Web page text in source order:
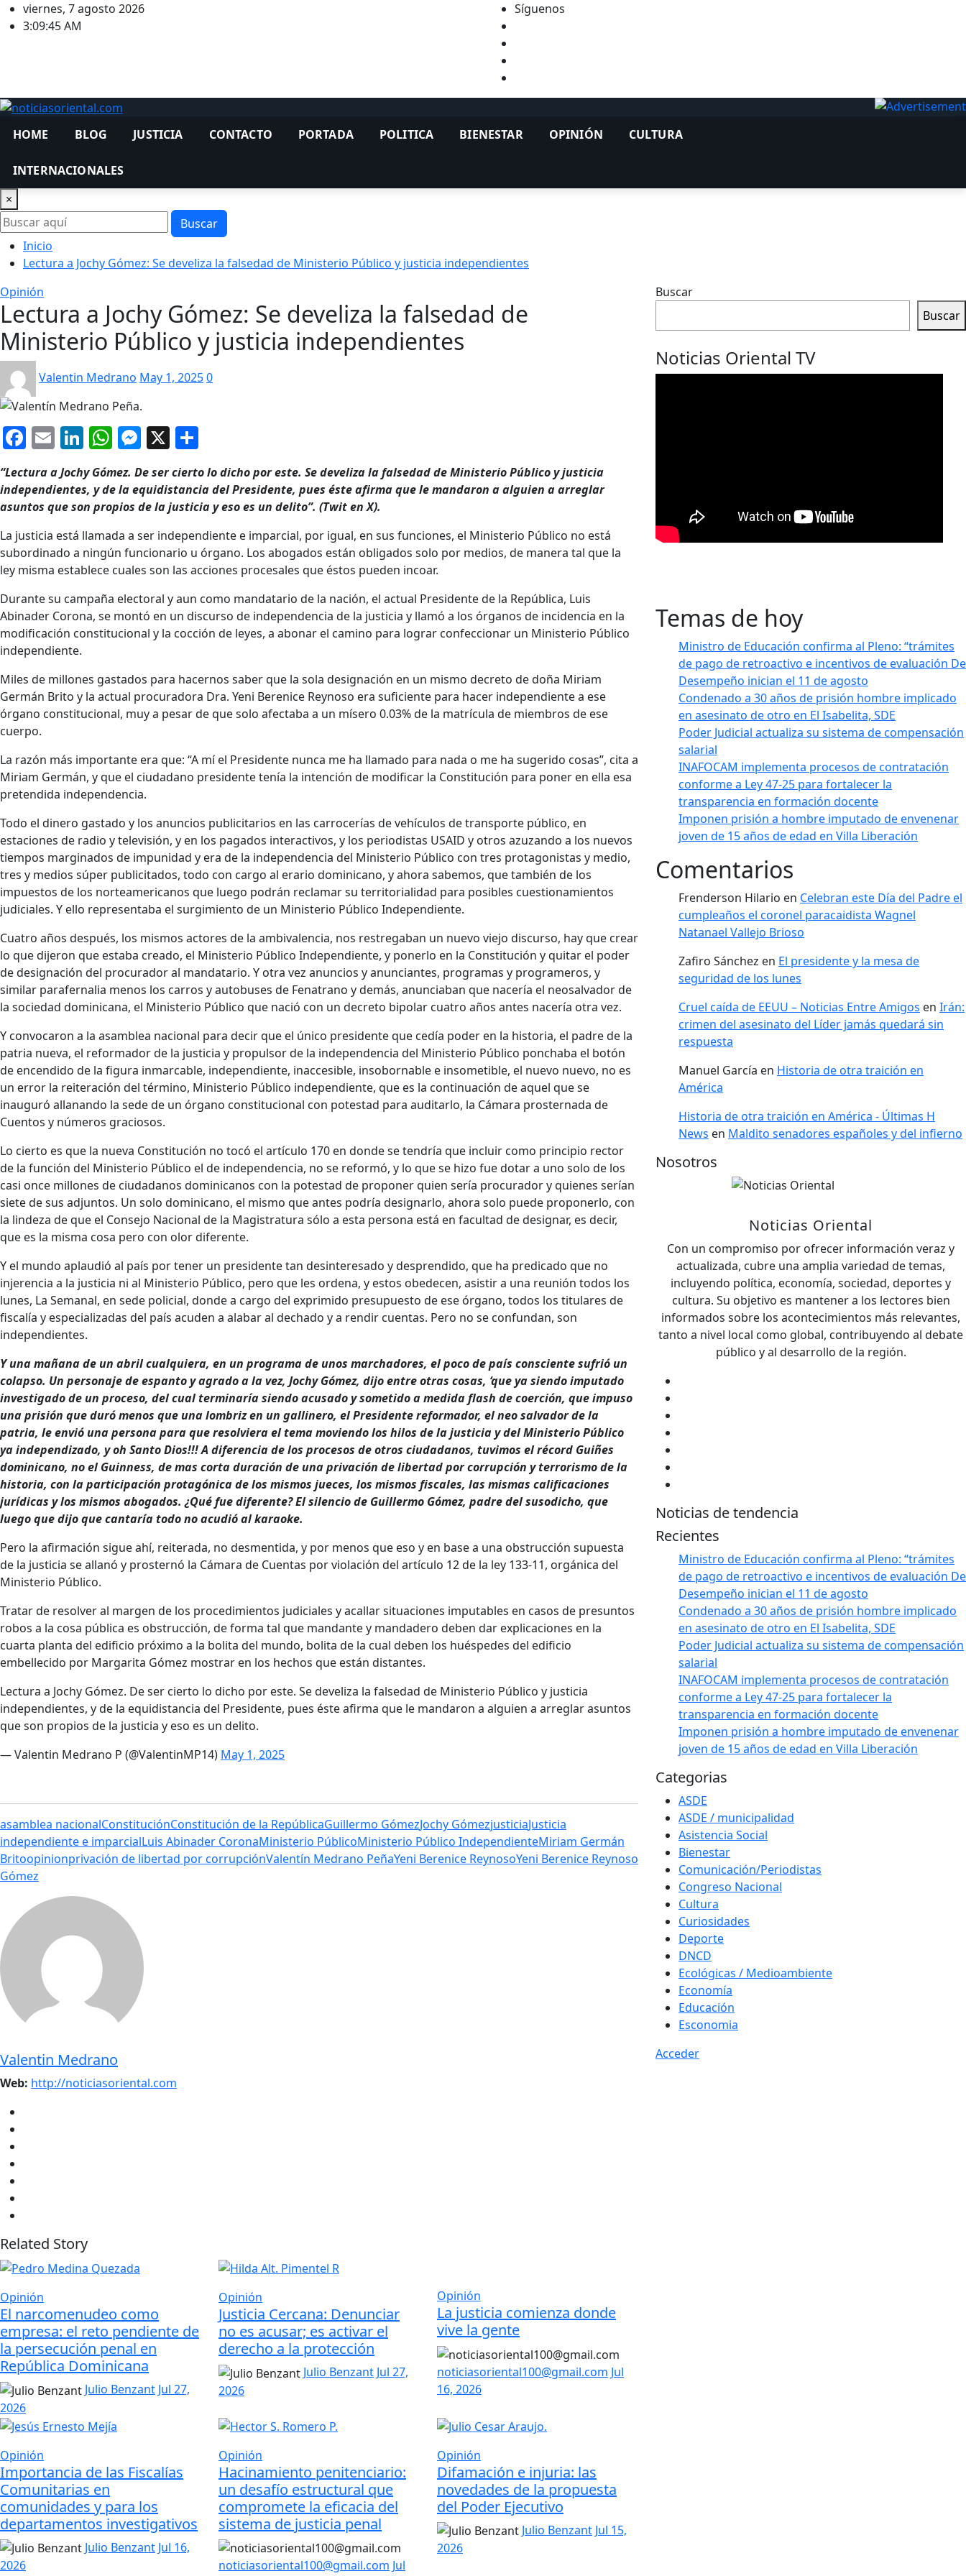
Saltarviernes, 7 agosto 2026
3:09:46 AM
Síguenos
HOME BLOG JUSTICIA CONTACTO PORTADA POLITICA BIENESTAR OPINIÓN CULTURA
INTERNACIONALES
×
Buscar
Inicio
Lectura a Jochy Gómez: Se develiza la falsedad de Ministerio Público y justicia independientes
Opinión
Lectura a Jochy Gómez: Se develiza la falsedad de
Ministerio Público y justicia independientes
Valentin Medrano May 1, 20250
Facebook
EmailLinkedIn
WhatsApp
Messenger
X
“Lectura a Jochy Gómez. De ser cierto lo dicho por este. Se develiza la falsedad de Ministerio Público y justicia
independientes, y de la equidistancia del Presidente, pues éste afirma que le mandaron a alguien a arreglar
asuntos que son propios de la justicia y eso es un delito”. (Twit en X).
La justicia está llamada a ser independiente e imparcial, por igual, en sus funciones, el Ministerio Público no está
subordinado a ningún funcionario u órgano. Los abogados están obligados solo por medios, de manera tal que la
ley misma establece cuales son las acciones procesales que éstos pueden incoar.
Durante su campaña electoral y aun como mandatario de la nación, el actual Presidente de la República, Luis
Abinader Corona, se montó en un discurso de independencia de la justicia y llamó a los órganos de incidencia en la
modificación constitucional y la cocción de leyes, a abonar el camino para lograr confeccionar un Ministerio Público
independiente.
Miles de millones gastados para hacernos saber que la sola designación en un mismo decreto de doña Miriam
Germán Brito y la actual procuradora Dra. Yeni Berenice Reynoso era suficiente para hacer independiente a ese
órgano constitucional, muy a pesar de que solo afectaba a un mísero 0.03% de la matrícula de miembros de ese
cuerpo.
La razón más importante era que: “A mí el Presidente nunca me ha llamado para nada o me ha sugerido cosas”, cita a
Miriam Germán, y que el ciudadano presidente tenía la intención de modificar la Constitución para poner en ella esa
pretendida independencia.
Todo el dinero gastado y los anuncios publicitarios en las carrocerías de vehículos de transporte público, en
estaciones de radio y televisión, y en los pagados interactivos, y los periodistas USAID y otros azuzando a los nuevos
tiempos marginados de impunidad y era de la independencia del Ministerio Público con tres protagonistas y medio,
tres y medios súper publicitados, todo con cargo al erario dominicano, y ahora sabemos, que también de los
impuestos de los norteamericanos que luego podrán reclamar su territorialidad para posibles cuestionamientos
judiciales. Y ello representaba el surgimiento de un Ministerio Público Independiente.
Cuatro años después, los mismos actores de la ambivalencia, nos restregaban un nuevo viejo discurso, hay que crear
lo que dijeron que estaba creado, el Ministerio Público Independiente, y ponerlo en la Constitución y quitar el poder
de designación del procurador al mandatario. Y otra vez anuncios y anunciantes, programas y programeros, y
similar parafernalia menos los carros y autobuses de Fenatrano y demás, anunciaban que nacería el neosalvador de
la sociedad dominicana, el Ministerio Público que nació con un decreto bipolar cuatro años antes nacería otra vez.
Y convocaron a la asamblea nacional para decir que el único presidente que cedía poder en la historia, el padre de la
patria nueva, el reformador de la justicia y propulsor de la independencia del Ministerio Público ponchaba el botón
de encendido de la figura inmarcable, independiente, inaccesible, insobornable e insometible, el nuevo nuevo, no es
un error la reiteración del término, Ministerio Público independiente, que es la continuación de aquel que se
inauguró allanando la sede de un órgano constitucional con potestad para auditarlo, la Cámara prosternada de
Cuentos y números graciosos.
Lo cierto es que la nueva Constitución no tocó el artículo 170 en donde se tendría que incluir como principio rector
de la función del Ministerio Público el de independencia, no se reformó, y lo que se hizo fue dotar a uno solo de los
casi once millones de ciudadanos dominicanos con la potestad de proponer quien sería procurador y quienes serían
siete de sus adjuntos. Un solo dominicano, el mismo que antes podría designarlo, ahora solo puede proponerlo, con
la lindeza de que el Consejo Nacional de la Magistratura sólo a esta persona está en facultad de designar, es decir,
que es la misma cosa pero con olor diferente.
Y el mundo aplaudió al país por tener un presidente tan desinteresado y desprendido, que ha predicado que no
injerencia a la justicia ni al Ministerio Público, pero que les ordena, y estos obedecen, asistir a una reunión todos los
lunes, La Semanal, en sede policial, donde a cargo del exprimido presupuesto de ese órgano, todos los titulares de
fiscalía y especializadas del país acuden a alabar al dechado y a rendir cuentas. Pero no se confundan, son
independientes.
Y una mañana de un abril cualquiera, en un programa de unos marchadores, el poco de país consciente sufrió un
colapso. Un personaje de espanto y agrado a la vez, Jochy Gómez, dijo entre otras cosas, ‘que ya siendo imputado
investigado de un proceso, del cual terminaría siendo acusado y sometido a medida flash de coerción, que impuso
una prisión que duró menos que una lombriz en un gallinero, el Presidente reformador, el neo salvador de la
patria, le envió una persona para que resolviera el tema moviendo los hilos de la justicia y del Ministerio Público
ya independizado, y oh Santo Dios!!! A diferencia de los procesos de otros ciudadanos, tuvimos el récord Guiñes
dominicano, no el Guinness, de mas corta duración de una privación de libertad por corrupción y terrorismo de la
historia, con la participación protagónica de los mismos jueces, los mismos fiscales, las mismas calificaciones
jurídicas y los mismos abogados. ¿Qué fue diferente? El silencio de Guillermo Gómez, padre del susodicho, que
luego que dijo que cantaría todo no acudió al karaoke.
Pero la afirmación sigue ahí, reiterada, no desmentida, y por menos que eso y en base a una obstrucción supuesta
de la justicia se allanó y prosternó la Cámara de Cuentas por violación del artículo 12 de la ley 133-11, orgánica del
Ministerio Público.
Tratar de resolver al margen de los procedimientos judiciales y acallar situaciones imputables en casos de presuntos
robos a la cosa pública es obstrucción, de forma tal que mandante y mandadero deben dar explicaciones en la
cuarta planta del edificio próximo a la bolita del mundo, bolita de la cual deben los huéspedes del edificio
embellecido por Margarita Gómez mostrar en los hechos que están distantes.
Lectura a Jochy Gómez. De ser cierto lo dicho por este. Se develiza la falsedad de Ministerio Público y justicia
independientes, y de la equidistancia del Presidente, pues éste afirma que le mandaron a alguien a arreglar asuntos
que son propios de la justicia y eso es un delito.
— Valentin Medrano P (@ValentinMP14) May 1, 2025
asamblea nacionalConstituciónConstitución de la RepúblicaGuillermo GómezJochy GómezjusticiaJusticia
independiente e imparcialLuis Abinader CoronaMinisterio PúblicoMinisterio Público IndependienteMiriam Germán
Britoopinionprivación de libertad por corrupciónValentín Medrano PeñaYeni Berenice ReynosoYeni Berenice Reynoso
Gómez
Valentin Medrano
Web: http://noticiasoriental.com
Related Story
Opinión
El narcomenudeo como
empresa: el reto pendiente de
la persecución penal en
República Dominicana
Julio Benzant Jul 27,
2026
Opinión
Justicia Cercana: Denunciar
no es acusar; es activar el
derecho a la protección
Julio Benzant Jul 27,
2026
Opinión
La justicia comienza donde
vive la gente
noticiasoriental100@gmail.com Jul
16, 2026
Opinión
Importancia de las Fiscalías
Comunitarias en
comunidades y para los
departamentos investigativos
Julio Benzant Jul 16,
2026
Opinión
Hacinamiento penitenciario:
un desafío estructural que
compromete la eficacia del
sistema de justicia penal
noticiasoriental100@gmail.com Jul
Opinión
Difamación e injuria: las
novedades de la propuesta
del Poder Ejecutivo
Julio Benzant Jul 15,
2026
Buscar
Buscar
Noticias Oriental TV
Temas de hoy
Ministro de Educación confirma al Pleno: “trámites
de pago de retroactivo e incentivos de evaluación De
Desempeño inician el 11 de agosto
Condenado a 30 años de prisión hombre implicado
en asesinato de otro en El Isabelita, SDE
Poder Judicial actualiza su sistema de compensación
salarial
INAFOCAM implementa procesos de contratación
conforme a Ley 47-25 para fortalecer la
transparencia en formación docente
Imponen prisión a hombre imputado de envenenar
joven de 15 años de edad en Villa Liberación
Comentarios
Frenderson Hilario en Celebran este Día del Padre el
cumpleaños el coronel paracaidista Wagnel
Natanael Vallejo Brioso
Zafiro Sánchez en El presidente y la mesa de
seguridad de los lunes
Cruel caída de EEUU – Noticias Entre Amigos en Irán:
crimen del asesinato del Líder jamás quedará sin
respuesta
Manuel García en Historia de otra traición en
América
Historia de otra traición en América - Últimas H
News en Maldito senadores españoles y del infierno
Nosotros
Noticias Oriental
Con un compromiso por ofrecer información veraz y
actualizada, cubre una amplia variedad de temas,
incluyendo política, economía, sociedad, deportes y
cultura. Su objetivo es mantener a los lectores bien
informados sobre los acontecimientos más relevantes,
tanto a nivel local como global, contribuyendo al debate
público y al desarrollo de la región.
Noticias de tendencia
Recientes
Ministro de Educación confirma al Pleno: “trámites
de pago de retroactivo e incentivos de evaluación De
Desempeño inician el 11 de agosto
Condenado a 30 años de prisión hombre implicado
en asesinato de otro en El Isabelita, SDE
Poder Judicial actualiza su sistema de compensación
salarial
INAFOCAM implementa procesos de contratación
conforme a Ley 47-25 para fortalecer la
transparencia en formación docente
Imponen prisión a hombre imputado de envenenar
joven de 15 años de edad en Villa Liberación
Categorias
ASDE
ASDE / municipalidad
Asistencia Social
Bienestar
Comunicación/Periodistas
Congreso Nacional
Cultura
Curiosidades
Deporte
DNCD
Ecológicas / Medioambiente
Economía
Educación
Esconomia
Acceder